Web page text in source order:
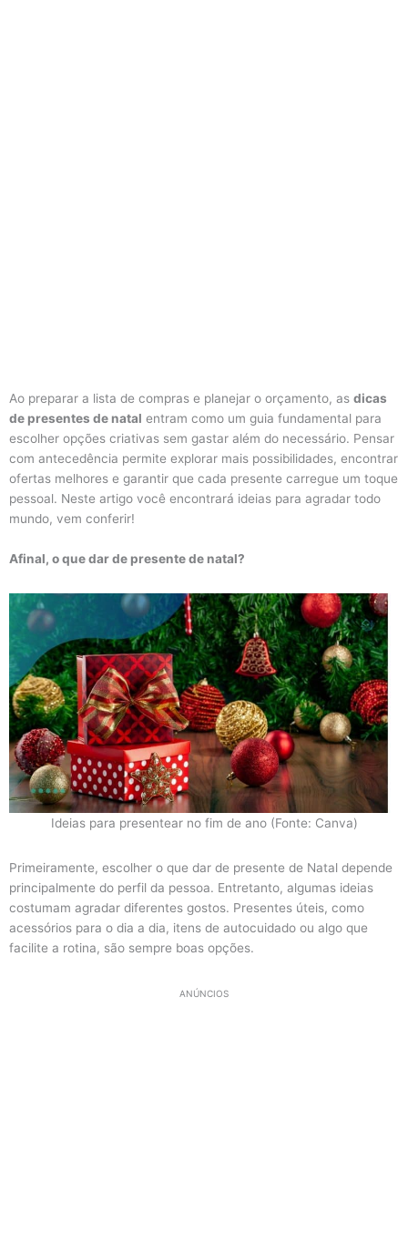
Ao preparar a lista de compras e planejar o orçamento, as dicas
de presentes de natal entram como um guia fundamental para
escolher opções criativas sem gastar além do necessário. Pensar
com antecedência permite explorar mais possibilidades, encontrar
ofertas melhores e garantir que cada presente carregue um toque
pessoal. Neste artigo você encontrará ideias para agradar todo
mundo, vem conferir!
Afinal, o que dar de presente de natal?
Ideias para presentear no fim de ano (Fonte: Canva)
Primeiramente, escolher o que dar de presente de Natal depende
principalmente do perfil da pessoa. Entretanto, algumas ideias
costumam agradar diferentes gostos. Presentes úteis, como
acessórios para o dia a dia, itens de autocuidado ou algo que
facilite a rotina, são sempre boas opções.
ANÚNCIOS